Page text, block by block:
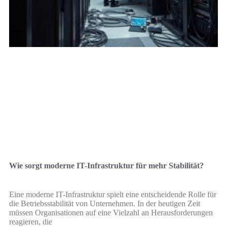
Wie sorgt moderne IT-Infrastruktur für mehr Stabilität?
Eine moderne IT-Infrastruktur spielt eine entscheidende Rolle für
die Betriebsstabilität von Unternehmen. In der heutigen Zeit
müssen Organisationen auf eine Vielzahl an Herausforderungen
reagieren, die